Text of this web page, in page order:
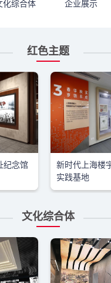
化综合体 企业展示
红色主题
纪念馆
新时代上海楼
实践基地
文化综合体